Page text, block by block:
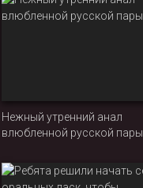
Нежный утренний анал
влюбленной русской пары